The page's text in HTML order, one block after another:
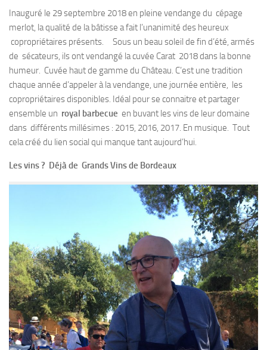
Inauguré le 29 septembre 2018 en pleine vendange du cépage
merlot, la qualité de la bâtisse a fait l’unanimité des heureux
copropriétaires présents. Sous un beau soleil de fin d’été, armés
de sécateurs, ils ont vendangé la cuvée Carat 2018 dans la bonne
humeur. Cuvée haut de gamme du Château. C’est une tradition
chaque année d’appeler à la vendange, une journée entière, les
copropriétaires disponibles. Idéal pour se connaitre et partager
ensemble un royal barbecue en buvant les vins de leur domaine
dans différents millésimes : 2015, 2016, 2017. En musique. Tout
cela créé du lien social qui manque tant aujourd’hui.
Les vins ? Déjà de Grands Vins de Bordeaux